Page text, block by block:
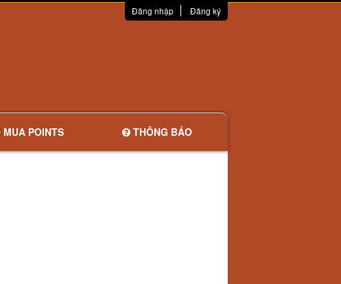
Đăng nhập Đăng ký
MUA POINTS THÔNG BÁO